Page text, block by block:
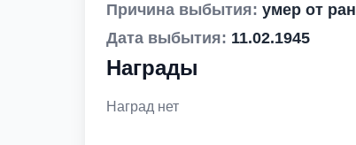
Причина выбытия: умер от ран
Дата выбытия: 11.02.1945
Награды
Наград нет